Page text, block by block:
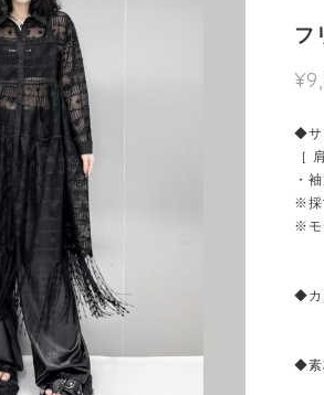
フ
◆サ
［
・
※採
※モ
◆カ
◆素